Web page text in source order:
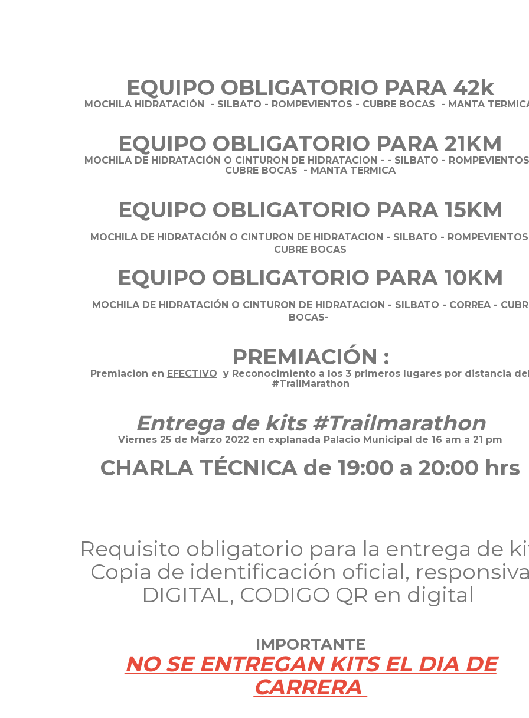
EQUIPO OBLIGATORIO PARA 42k
MOCHILA HIDRATACIÓN - SILBATO - ROMPEVIENTOS - CUBRE BOCAS - MANTA
EQUIPO OBLIGATORIO PARA 21KM
MOCHILA DE HIDRATACIÓN O CINTURON DE HIDRATACION - - SILBATO -
CUBRE BOCAS - MANTA TERMICA
EQUIPO OBLIGATORIO PARA 15KM
MOCHILA DE HIDRATACIÓN O CINTURON DE HIDRATACION - SILBATO -
CUBRE BOCAS
EQUIPO OBLIGATORIO PARA 10KM
MOCHILA DE HIDRATACIÓN O CINTURON DE HIDRATACION - SILBATO - CORREA -
BOCAS-
PREMIACIÓN :
Premiacion en EFECTIVO y Reconocimiento a los 3 primeros lugares por distancia
#TrailMarathon
Entrega de kits #Trailmarathon
Viernes 25 de Marzo 2022 en explanada Palacio Municipal de 16 am a 21 pm
CHARLA TÉCNICA de 19:00 a 20:00 hrs
Requisito obligatorio para la entrega de
Copia de identificación oficial,
DIGITAL, CODIGO QR en digital
IMPORTANTE
NO SE ENTREGAN KITS EL DIA DE
CARRERA